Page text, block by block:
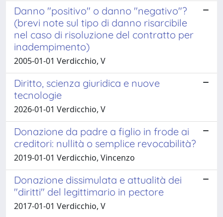
Danno "positivo" o danno "negativo"?
(brevi note sul tipo di danno risarcibile
nel caso di risoluzione del contratto per
inadempimento)
2005-01-01 Verdicchio, V
Diritto, scienza giuridica e nuove
tecnologie
2026-01-01 Verdicchio, V
Donazione da padre a figlio in frode ai
creditori: nullità o semplice revocabilità?
2019-01-01 Verdicchio, Vincenzo
Donazione dissimulata e attualità dei
"diritti" del legittimario in pectore
2017-01-01 Verdicchio, V